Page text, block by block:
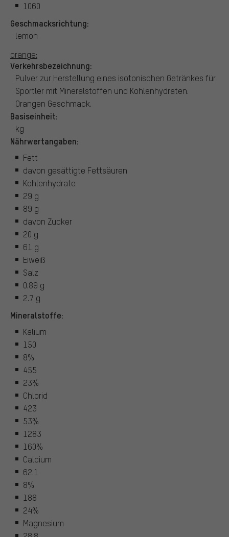
1060
Geschmacksrichtung:
lemon
orange:
Verkehrsbezeichnung:
Pulver zur Herstellung eines isotonischen Getränkes für
Sportler mit Mineralstoffen und Kohlenhydraten.
Orangen Geschmack.
Basiseinheit:
kg
Nährwertangaben:
Fett
davon gesättigte Fettsäuren
Kohlenhydrate
29 g
89 g
davon Zucker
20 g
61 g
Eiweiß
Salz
0.89 g
2.7 g
Mineralstoffe:
Kalium
150
8%
455
23%
Chlorid
423
53%
1283
160%
Calcium
62.1
8%
188
24%
Magnesium